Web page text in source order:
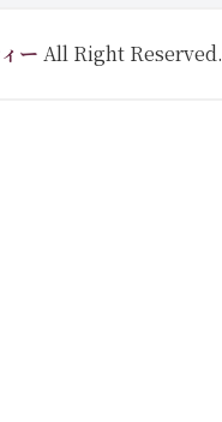
ー All Right Reserved.